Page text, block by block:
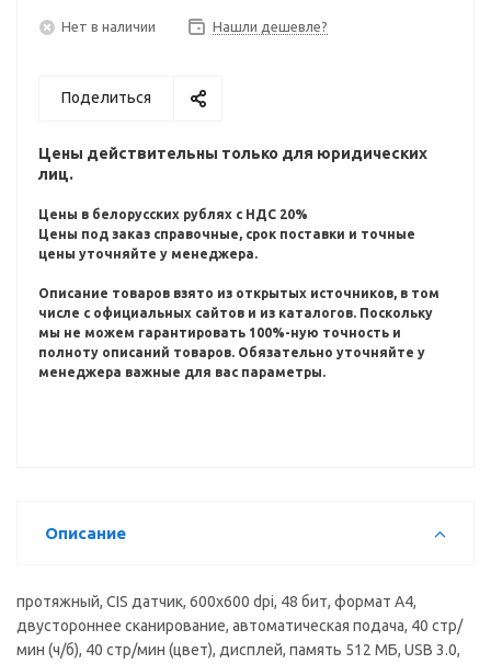
Нет в наличии Нашли дешевле?
Поделиться
Цены действительны только для юридических
лиц.
Цены в белорусских рублях с НДС 20%
Цены под заказ справочные, срок поставки и точные
цены уточняйте у менеджера.
Описание товаров взято из открытых источников, в том
числе с официальных сайтов и из каталогов. Поскольку
мы не можем гарантировать 100%-ную точность и
полноту описаний товаров. Обязательно уточняйте у
менеджера важные для вас параметры.
Описание
протяжный, CIS датчик, 600x600 dpi, 48 бит, формат A4,
двустороннее сканирование, автоматическая подача, 40 стр/
мин (ч/б), 40 стр/мин (цвет), дисплей, память 512 МБ, USB 3.0,